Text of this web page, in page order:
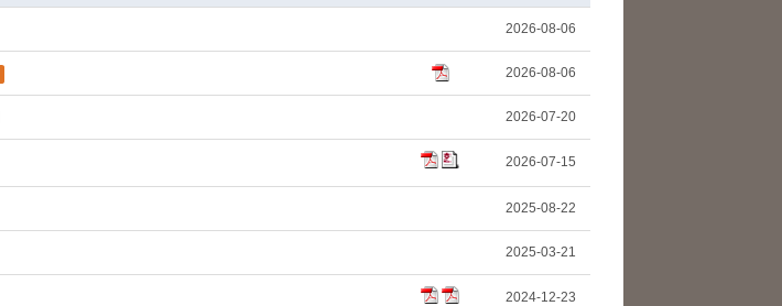
2026-08-06
2026-08-06
2026-07-20
2026-07-15
2025-08-22
2025-03-21
2024-12-23